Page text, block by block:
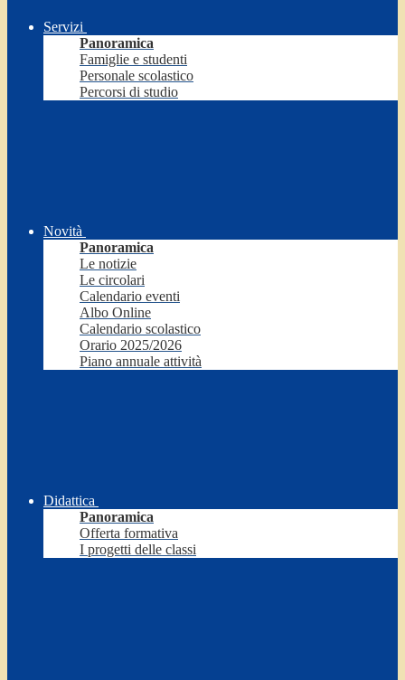
Servizi
Panoramica
Famiglie e studenti
Personale scolastico
Percorsi di studio
Novità
Panoramica
Le notizie
Le circolari
Calendario eventi
Albo Online
Calendario scolastico
Orario 2025/2026
Piano annuale attività
Didattica
Panoramica
Offerta formativa
I progetti delle classi